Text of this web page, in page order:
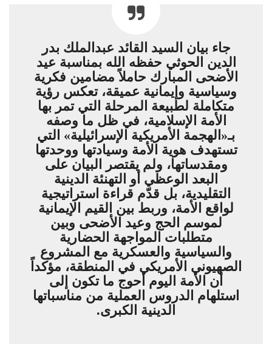
جاء بيان السيد القائد عبدالملك بدر
الدين الحوثي حفظه الله بمناسبة عيد
الأضحى المبارك حاملاً مضامين فكرية
وسياسية وإيمانية عميقة، تعكس رؤية
متكاملة لطبيعة المرحلة التي تمر بها
الأمة الإسلامية، في ظل ما وصفه
بـ«الهجمة الأمريكية الإسرائيلية» التي
تستهدف هوية الأمة وسيادتها ووحدتها
ومقدساتها، ولم يقتصر البيان على
البعد الوعظي أو التهنئة الدينية
التقليدية، بل قدّم قراءة استراتيجية
لواقع الأمة، وربط بين القيم الإيمانية
لموسم الحج وعيد الأضحى وبين
متطلبات المواجهة الحضارية
والسياسية والعسكرية مع المشروع
الصهيوني الأمريكي في المنطقة، مؤكداً
أن الأمة اليوم أحوج ما تكون إلى
استلهام الدروس العملية من مناسباتها
الدينية الكبرى.